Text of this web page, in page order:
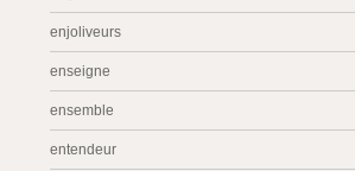
enjoliveurs
enseigne
ensemble
entendeur